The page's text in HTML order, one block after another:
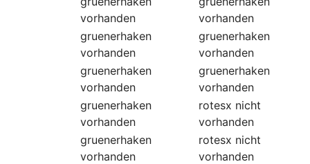
vorhanden
vorhanden
gruenerhaken
vorhanden
gruenerhaken
vorhanden
gruenerhaken
vorhanden
gruenerhaken
vorhanden
gruenerhaken
vorhanden
rotesx nicht
vorhanden
gruenerhaken
vorhanden
rotesx nicht
vorhanden